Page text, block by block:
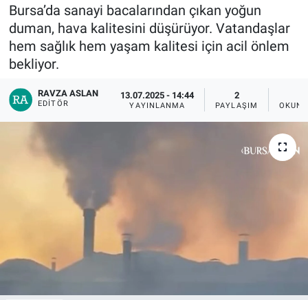
Bursa’da sanayi bacalarından çıkan yoğun
duman, hava kalitesini düşürüyor. Vatandaşlar
hem sağlık hem yaşam kalitesi için acil önlem
bekliyor.
RAVZA ASLAN
EDITÖR
13.07.2025 - 14:44
YAYINLANMA
2
PAYLAŞIM
Bilim, Teknoloji
KÜLTÜR-SANAT
Sağlık
Bursa Trafik Yoğunluk Haritası
Süper Lig Puan Durumu ve Fikstür